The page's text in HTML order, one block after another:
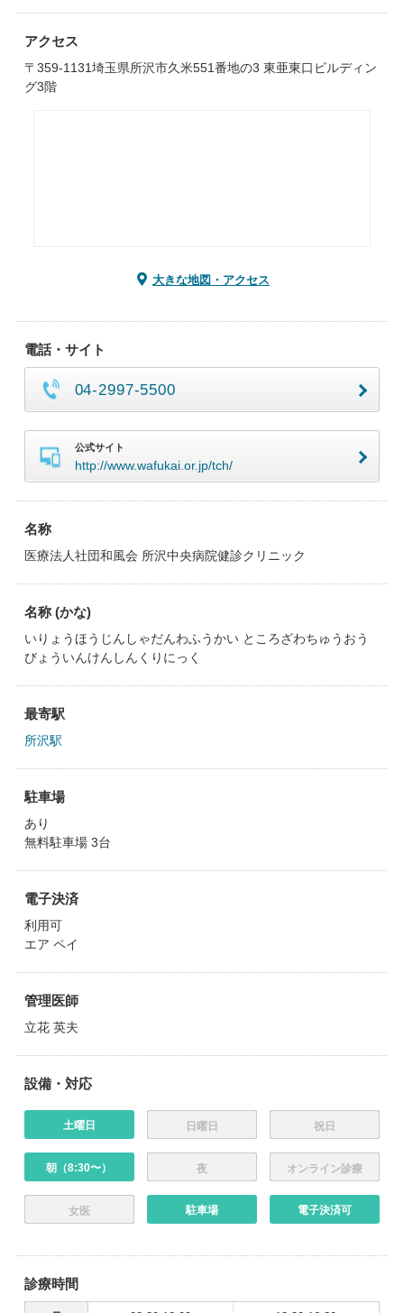
アクセス
〒359-1131埼玉県所沢市久米551番地の3 東亜東口ビルディン
グ3階
大きな地図・アクセス
電話・サイト
04-2997-5500
公式サイト
http://www.wafukai.or.jp/tch/
名称
医療法人社団和風会 所沢中央病院健診クリニック
名称 (かな)
いりょうほうじんしゃだんわふうかい ところざわちゅうおう
びょういんけんしんくりにっく
最寄駅
所沢駅
駐車場
あり
無料駐車場 3台
電子決済
利用可
エア ペイ
管理医師
立花 英夫
設備・対応
土曜日 日曜日 祝日
朝（8:30〜） 夜 オンライン診療
女医 駐車場 電子決済可
診療時間